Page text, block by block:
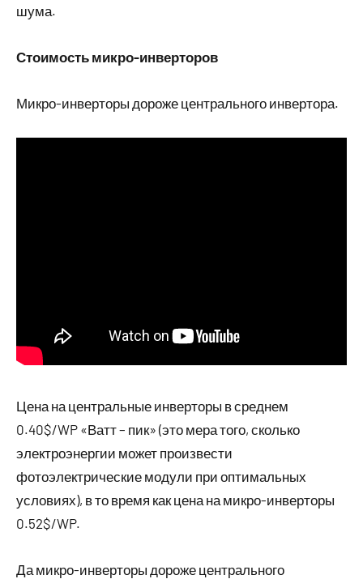
шума.
Стоимость микро-инверторов
Микро-инверторы дороже центрального инвертора.
Цена на центральные инверторы в среднем
0.40$/WP «Ватт – пик» (это мера того, сколько
электроэнергии может произвести
фотоэлектрические модули при оптимальных
условиях), в то время как цена на микро-инверторы
0.52$/WP.
Да микро-инверторы дороже центрального